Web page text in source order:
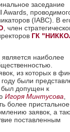
заседание
Awards,
(IABC). В
, член
ГК
наиболее
из которых в
были
был допущен к
Игоря Минтусова
более пристальное
заявок, а
поставленным